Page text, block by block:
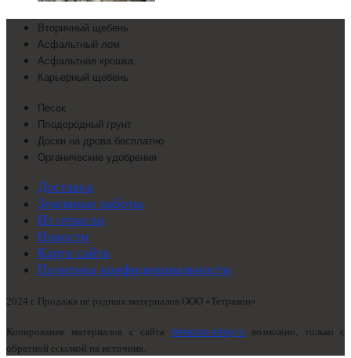
Вторичный щебень
Асфальтный лом
Асфальтная крошка
Карьерный щебень
Песок
Плодородный грунт
Доски на дрова бесплатно
Органические удобрения
Доставка
Земляные работы
Из отрасли
Новости
Карта сайта
Политика конфиденциальности
2024 г. Продажа не рудных материалов ООО «Тетракон»
Копирование материалов с сайта tetracon-stroy.ruвозможно, только с
обратной ссылкой на источник.